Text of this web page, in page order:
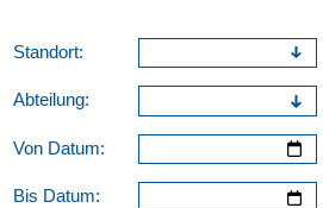
Standort:
Abteilung:
Von Datum:
Bis Datum: